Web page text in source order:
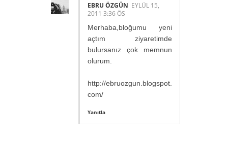
EBRU ÖZGÜN EYLÜL 15,
2011 3:36 ÖS
Merhaba,bloğumu yeni
açtım ziyaretimde
bulursanız çok memnun
olurum.
http://ebruozgun.blogspot.
com/
Yanıtla